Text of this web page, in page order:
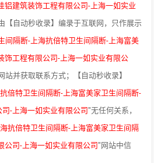
铝建筑装饰工程有限公司-上海一如实业
【自动秒收录】编录于互联网，只作展示
间隔断-上海抗倍特卫生间隔断-上海富美
饰工程有限公司-上海一如实业有限公
并获取联系方式；【自动秒收录】
倍特卫生间隔断-上海富美家卫生间隔断-
-上海一如实业有限公司"无任何关系，
抗倍特卫生间隔断-上海富美家卫生间隔
公司-上海一如实业有限公司"网站中信